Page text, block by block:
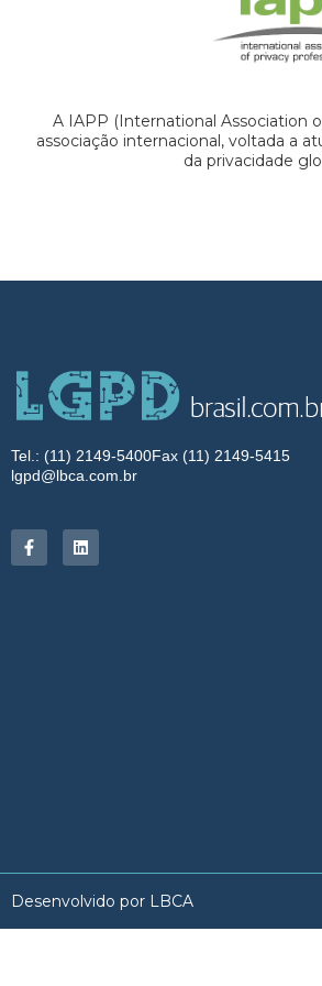
A IAPP (International Association
associação internacional, voltada a
da privacidade
Tel.: (11) 2149-5400Fax (11) 2149-5415
lgpd@lbca.com.br
Desenvolvido por LBCA